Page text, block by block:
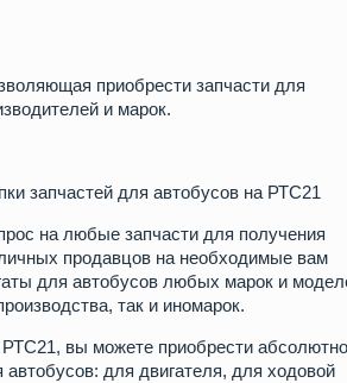
приобрести запчасти для
и марок.
запчастей для автобусов на РТС21
на любые запчасти для получения
продавцов на необходимые вам
для автобусов любых марок и
так и иномарок.
вы можете приобрести абсолютно
для двигателя, для ходовой